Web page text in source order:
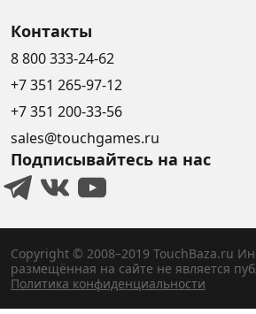
Контакты
8 800 333-24-62
+7 351 265-97-12
+7 351 200-33-56
sales@touchgames.ru
Подписывайтесь на нас
Copyright © 2008–2019 TouchBaza.ru
размещённая на сайте не является
Политика конфиденциальности